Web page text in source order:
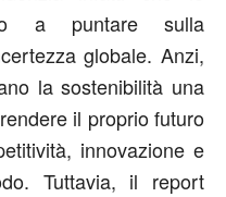
a puntare sulla
globale. Anzi,
la sostenibilità una
il proprio futuro
innovazione e
Tuttavia, il report